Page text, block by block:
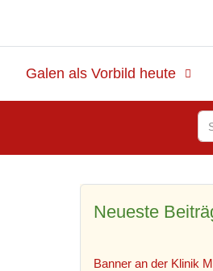
Galen als Vorbild heute
Neueste
Banner an der Klinik